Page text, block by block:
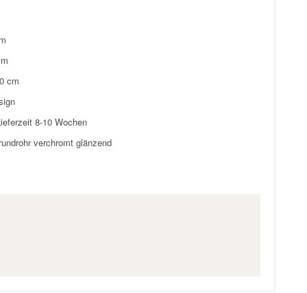
cm
8-10 Wochen
verchromt glänzend